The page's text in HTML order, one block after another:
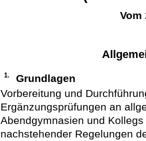
Vom
1.
Grundlagen
Vorbereitung und
Ergänzungsprüfungen an
Abendgymnasien und
nachstehender Regelungen